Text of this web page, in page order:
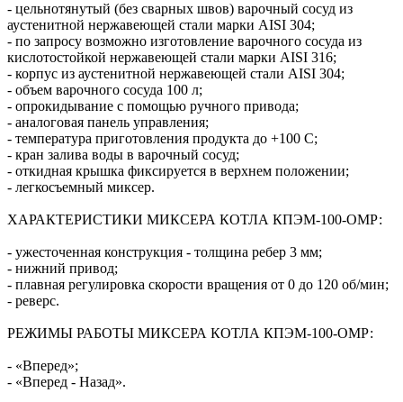
- цельнотянутый (без сварных швов) варочный сосуд из
аустенитной нержавеющей стали марки AISI 304;
- по запросу возможно изготовление варочного сосуда из
кислотостойкой нержавеющей стали марки AISI 316;
- корпус из аустенитной нержавеющей стали AISI 304;
- объем варочного сосуда 100 л;
- опрокидывание с помощью ручного привода;
- аналоговая панель управления;
- температура приготовления продукта до +100 С;
- кран залива воды в варочный сосуд;
- откидная крышка фиксируется в верхнем положении;
- легкосъемный миксер.
ХАРАКТЕРИСТИКИ МИКСЕРА КОТЛА КПЭМ-100-ОМР:
- ужесточенная конструкция - толщина ребер 3 мм;
- нижний привод;
- плавная регулировка скорости вращения от 0 до 120 об/мин;
- реверс.
РЕЖИМЫ РАБОТЫ МИКСЕРА КОТЛА КПЭМ-100-ОМР:
- «Вперед»;
- «Вперед - Назад».